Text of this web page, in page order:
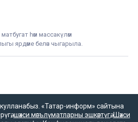
һәм массакүләм
ярдәме белән чыгарыла.
«Татар-информ» сайтына
шәхси мәгълүматларны эшкәртүгә,Шәхси